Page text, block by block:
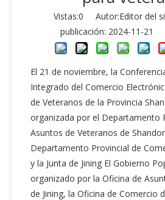
Vistas:0 Autor:Editor del
publicación: 2024-11-21
El 21 de noviembre, la
Integrado del Comercio
de Veteranos de la Provincia
organizada por el Departamento
Asuntos de Veteranos de
Departamento Provincial de
y la Junta de Jining El Gobierno
organizado por la Oficina de
de Jining, la Oficina de Comercio